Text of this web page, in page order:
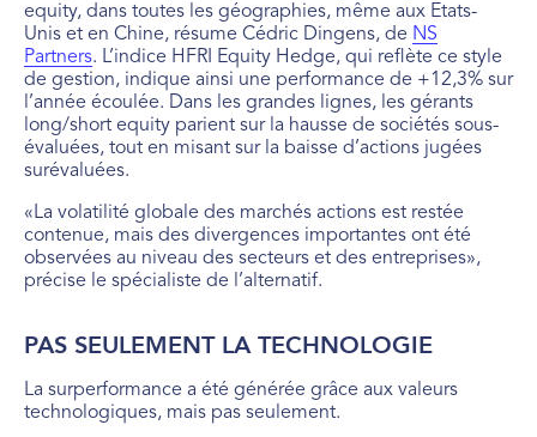
equity, dans toutes les géographies, même aux Etats-
Unis et en Chine, résume Cédric Dingens, de NS
Partners. L’indice HFRI Equity Hedge, qui reflète ce style
de gestion, indique ainsi une performance de +12,3% sur
l’année écoulée. Dans les grandes lignes, les gérants
long/short equity parient sur la hausse de sociétés sous-
évaluées, tout en misant sur la baisse d’actions jugées
surévaluées.
«La volatilité globale des marchés actions est restée
contenue, mais des divergences importantes ont été
observées au niveau des secteurs et des entreprises»,
précise le spécialiste de l’alternatif.
PAS SEULEMENT LA TECHNOLOGIE
La surperformance a été générée grâce aux valeurs
technologiques, mais pas seulement.